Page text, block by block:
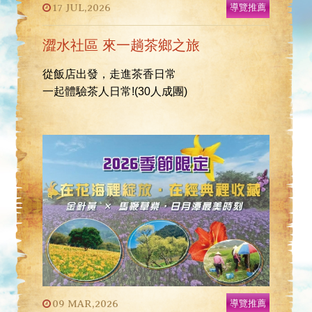
導覽推薦
17 JUL,2026
澀水社區 來一趟茶鄉之旅
從飯店出發，走進茶香日常
一起體驗茶人日常!(30人成團)
導覽推薦
09 MAR,2026